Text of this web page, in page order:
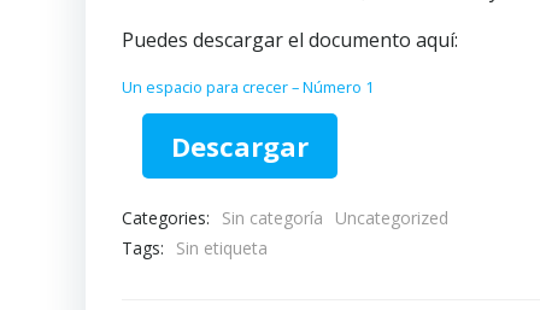
Puedes descargar el documento aquí:
Un espacio para crecer – Número 1
Descargar
Categories: Sin categoría
Uncategorized
Tags:
Sin etiqueta